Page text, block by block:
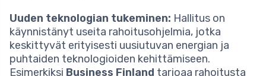
Uuden teknologian tukeminen: Hallitus on
käynnistänyt useita rahoitusohjelmia, jotka
keskittyvät erityisesti uusiutuvan energian ja
puhtaiden teknologioiden kehittämiseen.
Esimerkiksi Business Finland tarjoaa rahoitusta